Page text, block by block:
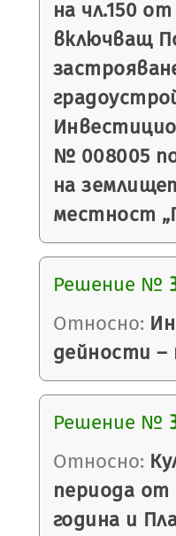
на чл.150
включващ
№ 008005
на
местност
Решение №
Относно:
дейности –
Решение №
Относно:
периода от
година и